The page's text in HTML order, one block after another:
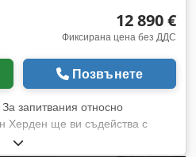
12 890 €
Фиксирана цена без ДДС
Позвънете
За запитвания относно
Херден ще ви съдейства с
Rammax RAV 1000-P